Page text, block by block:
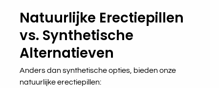
Natuurlijke Erectiepillen
vs. Synthetische
Alternatieven
Anders dan synthetische opties, bieden onze
natuurlijke erectiepillen: